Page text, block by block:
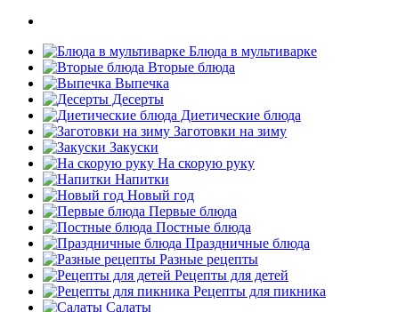
Блюда в мультиварке
Вторые блюда
Выпечка
Десерты
Диетические блюда
Заготовки на зиму
Закуски
На скорую руку
Напитки
Новый год
Первые блюда
Постные блюда
Праздничные блюда
Разные рецепты
Рецепты для детей
Рецепты для пикника
Салаты